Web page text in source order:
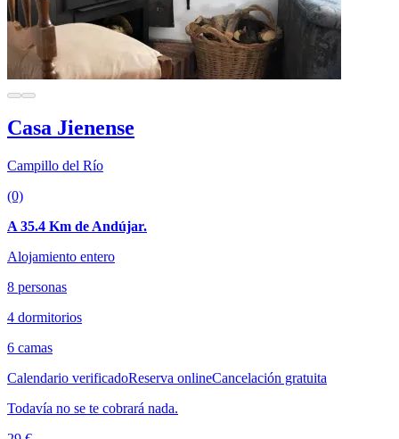
Casa Jienense
Campillo del Río
(0)
A 35.4 Km de Andújar.
Alojamiento entero
8 personas
4 dormitorios
6 camas
Calendario verificadoReserva onlineCancelación gratuita
Todavía no se te cobrará nada.